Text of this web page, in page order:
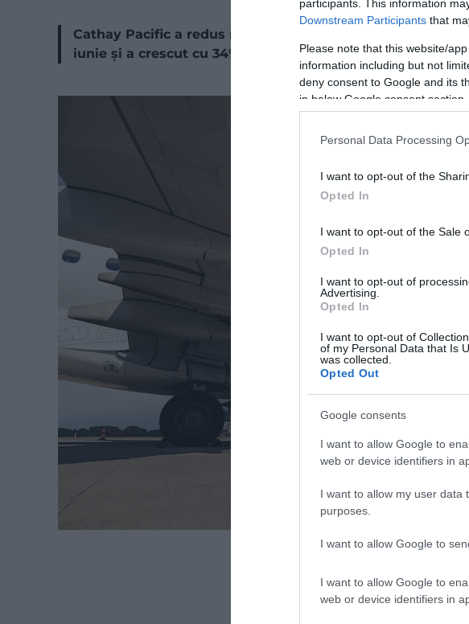
participants. This information
Downstream Participants that
Please note that this website/
information including but not
deny consent to Google and its
in below Google consent section.
Personal Data Processing
I want to opt-out of the
Opted In
I want to opt-out of the Sale
Opted In
I want to opt-out of
Advertising.
Opted In
I want to opt-out of
of my Personal Data that Is
was collected.
Opted Out
Google consents
I want to allow Google to
web or device identifiers in
I want to allow my user data
purposes.
I want to allow Google to
I want to allow Google to
web or device identifiers in
Cathay Pacific a redus numărul zborurilor de la mijlocul
iunie și a crescut cu 34% suprataxa de combustibil